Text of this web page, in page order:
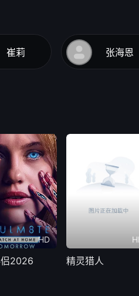
崔莉 张海恩
HD
2026 精灵猎人